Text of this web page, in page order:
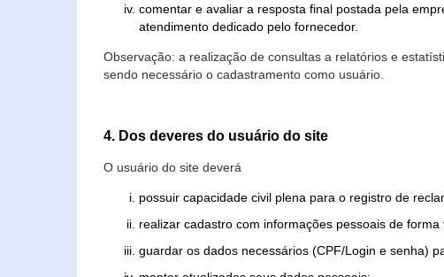
comentar e avaliar a resposta final postada pela
atendimento dedicado pelo fornecedor.
Observação: a realização de consultas a relatórios e
sendo necessário o cadastramento como usuário.
4. Dos deveres do usuário do site
O usuário do site deverá
possuir capacidade civil plena para o registro de
realizar cadastro com informações pessoais de
guardar os dados necessários (CPF/Login e senha)